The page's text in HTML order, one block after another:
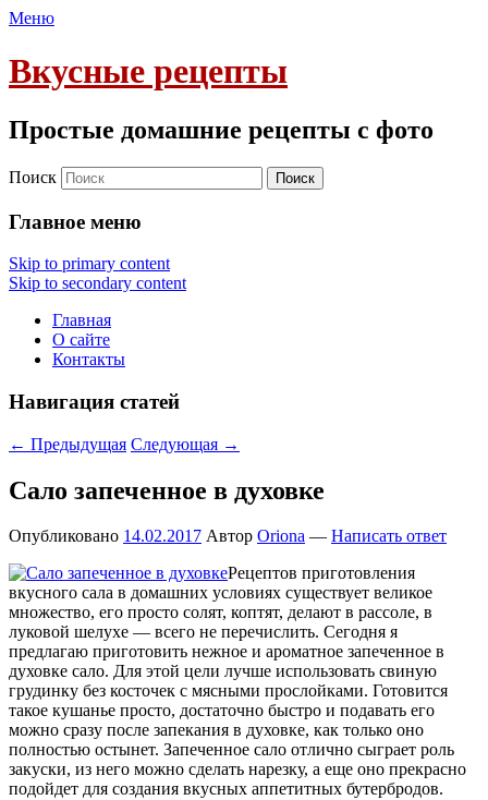
Меню
Вкусные рецепты
Простые домашние рецепты с фото
Поиск
Главное меню
Skip to primary content
Skip to secondary content
Главная
О сайте
Контакты
Навигация статей
← Предыдущая Следующая →
Сало запеченное в духовке
Опубликовано 14.02.2017 Автор Oriona — Написать ответ
Рецептов приготовления
вкусного сала в домашних условиях существует великое
множество, его просто солят, коптят, делают в рассоле, в
луковой шелухе — всего не перечислить. Сегодня я
предлагаю приготовить нежное и ароматное запеченное в
духовке сало. Для этой цели лучше использовать свиную
грудинку без косточек с мясными прослойками. Готовится
такое кушанье просто, достаточно быстро и подавать его
можно сразу после запекания в духовке, как только оно
полностью остынет. Запеченное сало отлично сыграет роль
закуски, из него можно сделать нарезку, а еще оно прекрасно
подойдет для создания вкусных аппетитных бутербродов.